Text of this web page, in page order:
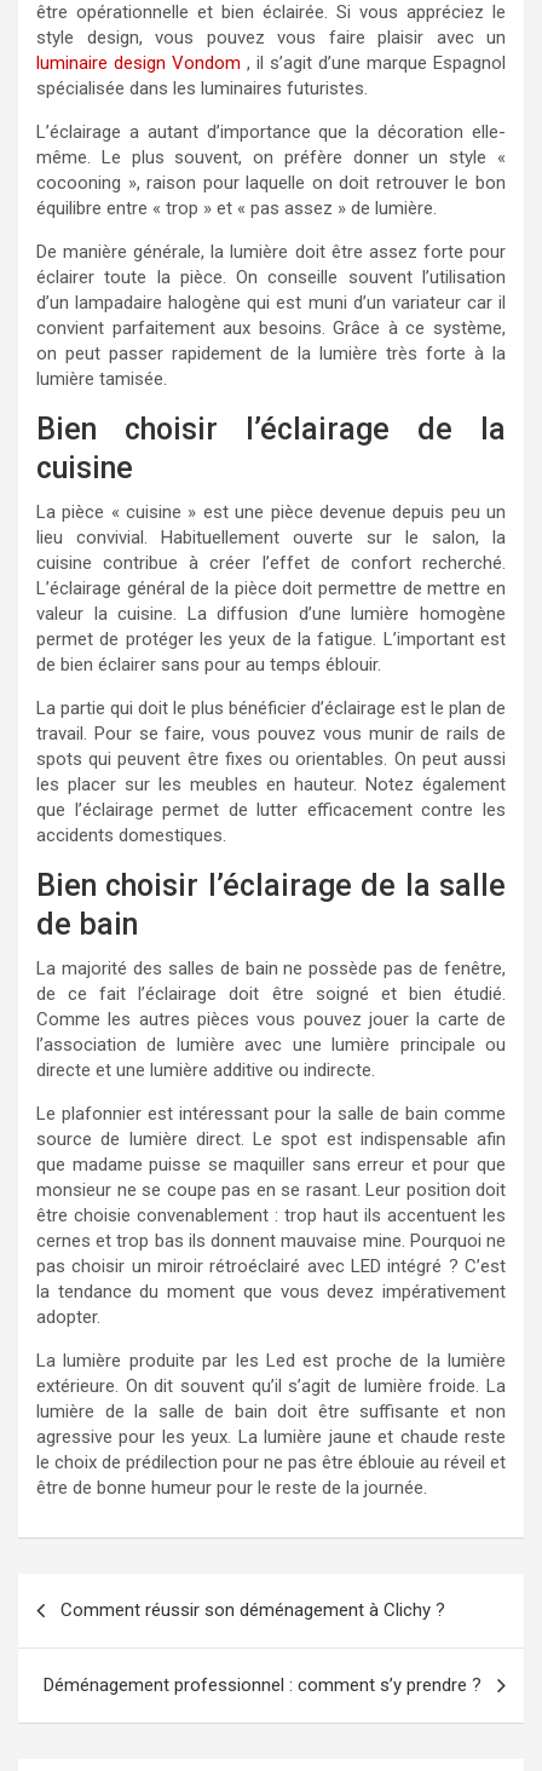
être opérationnelle et bien éclairée. Si vous appréciez le
style design, vous pouvez vous faire plaisir avec un
luminaire design Vondom , il s’agit d’une marque Espagnol
spécialisée dans les luminaires futuristes.
L’éclairage a autant d’importance que la décoration elle-
même. Le plus souvent, on préfère donner un style «
cocooning », raison pour laquelle on doit retrouver le bon
équilibre entre « trop » et « pas assez » de lumière.
De manière générale, la lumière doit être assez forte pour
éclairer toute la pièce. On conseille souvent l’utilisation
d’un lampadaire halogène qui est muni d’un variateur car il
convient parfaitement aux besoins. Grâce à ce système,
on peut passer rapidement de la lumière très forte à la
lumière tamisée.
Bien choisir l’éclairage de la
cuisine
La pièce « cuisine » est une pièce devenue depuis peu un
lieu convivial. Habituellement ouverte sur le salon, la
cuisine contribue à créer l’effet de confort recherché.
L’éclairage général de la pièce doit permettre de mettre en
valeur la cuisine. La diffusion d’une lumière homogène
permet de protéger les yeux de la fatigue. L’important est
de bien éclairer sans pour au temps éblouir.
La partie qui doit le plus bénéficier d’éclairage est le plan de
travail. Pour se faire, vous pouvez vous munir de rails de
spots qui peuvent être fixes ou orientables. On peut aussi
les placer sur les meubles en hauteur. Notez également
que l’éclairage permet de lutter efficacement contre les
accidents domestiques.
Bien choisir l’éclairage de la salle
de bain
La majorité des salles de bain ne possède pas de fenêtre,
de ce fait l’éclairage doit être soigné et bien étudié.
Comme les autres pièces vous pouvez jouer la carte de
l’association de lumière avec une lumière principale ou
directe et une lumière additive ou indirecte.
Le plafonnier est intéressant pour la salle de bain comme
source de lumière direct. Le spot est indispensable afin
que madame puisse se maquiller sans erreur et pour que
monsieur ne se coupe pas en se rasant. Leur position doit
être choisie convenablement : trop haut ils accentuent les
cernes et trop bas ils donnent mauvaise mine. Pourquoi ne
pas choisir un miroir rétroéclairé avec LED intégré ? C’est
la tendance du moment que vous devez impérativement
adopter.
La lumière produite par les Led est proche de la lumière
extérieure. On dit souvent qu’il s’agit de lumière froide. La
lumière de la salle de bain doit être suffisante et non
agressive pour les yeux. La lumière jaune et chaude reste
le choix de prédilection pour ne pas être éblouie au réveil et
être de bonne humeur pour le reste de la journée.
l’article
Comment réussir son déménagement à Clichy ?
Déménagement professionnel : comment s’y prendre ?